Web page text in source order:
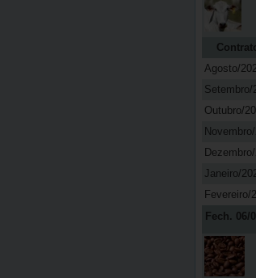
Agosto/
Setembro/
Outubro/
Janeiro/
Fevereiro/
Fech. 06/